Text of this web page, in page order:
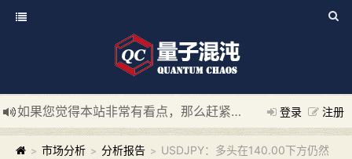
登录 注册
如果您觉得本站非常有看点，那么赶紧使用Ctrl+D 收藏我们吧
新添加量子混沌系统板块，欢迎大家访问！
---“量子混沌系
> 市场分析 > 分析报告 > USDJPY：多头在140.00下方仍然